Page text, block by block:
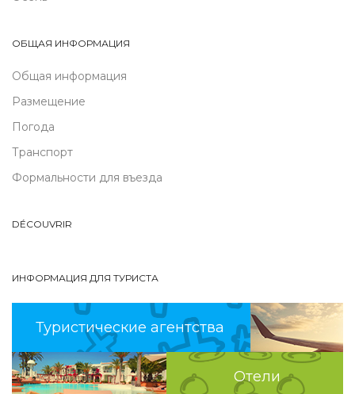
ОБЩАЯ ИНФОРМАЦИЯ
Общая информация
Размещение
Погода
Транспорт
Формальности для въезда
DÉCOUVRIR
ИНФОРМАЦИЯ ДЛЯ ТУРИСТА
Туристические агентства
Отели